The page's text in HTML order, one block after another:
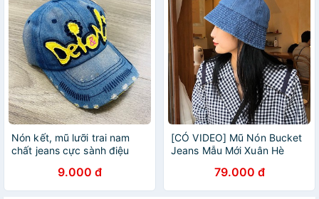
Nón kết, mũ lưỡi trai nam
chất jeans cực sành điệu
9.000 đ
[CÓ VIDEO] Mũ Nón Bucket
Jeans Mẫu Mới Xuân Hè
79.000 đ